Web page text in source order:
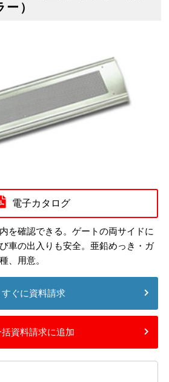
）
電子カタログ
を確認できる。ゲートの両サイドに
車の出入りも安全。亜鉛めっき・ガ
、用意。
すぐに資料請求
括資料請求に追加